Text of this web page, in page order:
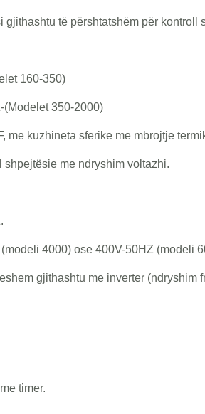
gjithashtu të përshtatshëm për kontroll
160-350)
(Modelet 350-2000)
me kuzhineta sferike me mbrojtje
me ndryshim voltazhi.
4000) ose 400V-50HZ (modeli
gjithashtu me inverter (ndryshim
timer.